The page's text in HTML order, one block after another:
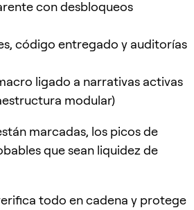
con desbloqueos
código entregado y auditorías
ligado a narrativas activas
modular)
marcadas, los picos de
que sean liquidez de
todo en cadena y protege